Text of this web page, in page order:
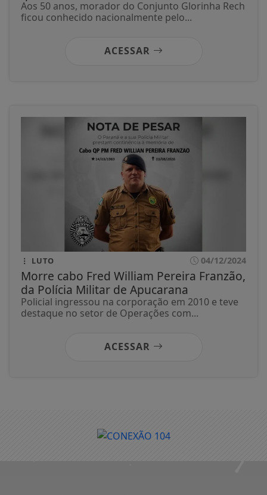
Aos 50 anos, morador do Conjunto Glorinha Rech
ficou conhecido nacionalmente pelo...
ACESSAR
LUTO 04/12/2024
Morre cabo Fred William Pereira Franzão,
da Polícia Militar de Apucarana
Policial ingressou na corporação em 2010 e teve
destaque no setor de Operações com...
ACESSAR